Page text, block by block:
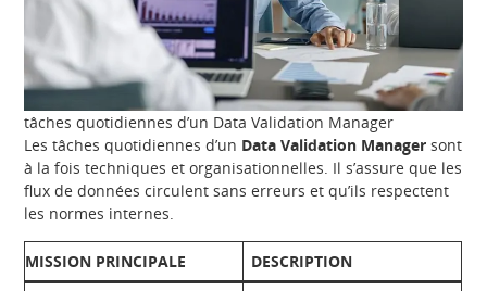
tâches quotidiennes d’un Data Validation Manager
Les tâches quotidiennes d’un Data Validation Manager sont
à la fois techniques et organisationnelles. Il s’assure que les
flux de données circulent sans erreurs et qu’ils respectent
les normes internes.
MISSION PRINCIPALE
DESCRIPTION